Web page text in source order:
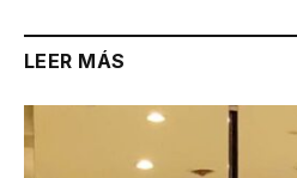
LEER MÁS